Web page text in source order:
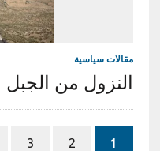
مقالات سياسية
النزول من الجبل
1
2
3